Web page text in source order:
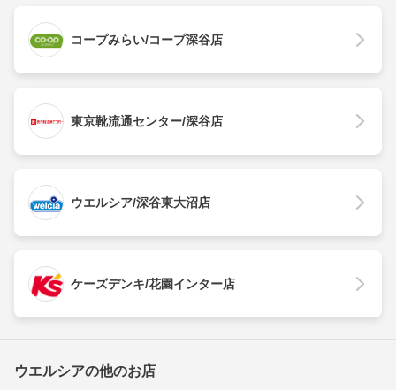
コープみらい/コープ深谷店
東京靴流通センター/深谷店
ウエルシア/深谷東大沼店
ケーズデンキ/花園インター店
ウエルシアの他のお店